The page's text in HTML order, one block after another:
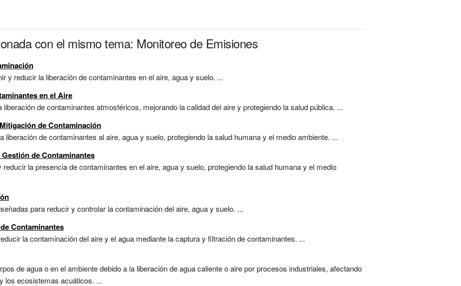
con el mismo tema: Monitoreo de Emisiones
y reducir la liberación de contaminantes en el aire, agua y suelo. ...
en el Aire
de contaminantes atmosféricos, mejorando la calidad del aire y protegiendo la salud pública. ...
de Contaminación
liberación de contaminantes al aire, agua y suelo, protegiendo la salud humana y el medio ambiente. ...
de Contaminantes
la presencia de contaminantes en el aire, agua y suelo, protegiendo la salud humana y el medio
para reducir y controlar la contaminación del aire, agua y suelo. ...
Contaminantes
la contaminación del aire y el agua mediante la captura y filtración de contaminantes. ...
de agua o en el ambiente debido a la liberación de agua caliente o aire por procesos industriales, afectando
los ecosistemas acuáticos. ...